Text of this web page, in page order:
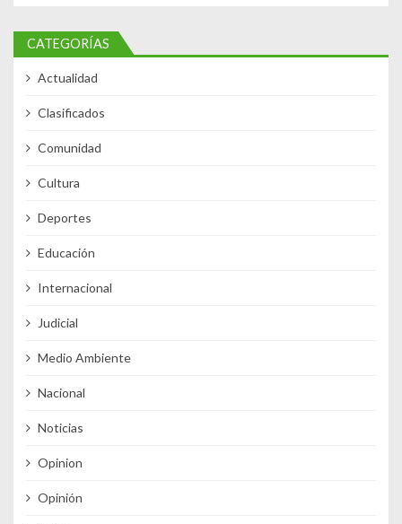
CATEGORÍAS
Actualidad
Clasificados
Comunidad
Cultura
Deportes
Educación
Internacional
Judicial
Medio Ambiente
Nacional
Noticias
Opinion
Opinión